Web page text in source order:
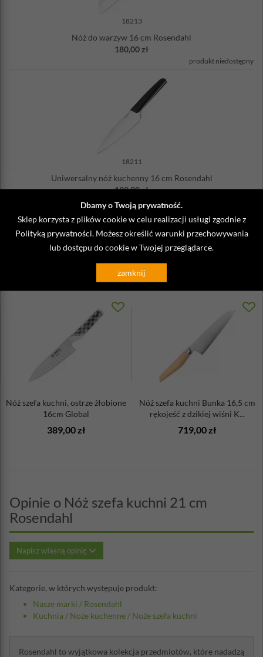
Dbamy o Twoją prywatność.
Sklep korzysta z plików cookie w celu realizacji usługi zgodnie z
Polityką prywatności . Możesz określić warunki przechowywania
lub dostępu do cookie w Twojej przeglądarce.
zamknij
18213
Nóż do warzyw 16 cm Rosendahl
180,00 zł
produkt niedostępny
18211
Uniwersalny nóż kuchenny 16 cm Rosendahl
180,00 zł
Zobacz także
Nóż szefa kuchni, ostrze żłobione
16cm Global
389,00 zł
Nóż szefa kuchni Bunka 16,5 cm
rękojeść z dzikiej wiśni K...
719,00 zł
Opinie o Nóż szefa kuchni 21 cm
Rosendahl
Napisz własną opinię
Kategorie, w których występuje produkt:
Nasze marki / Rosendahl
Kuchnia / Noże kuchenne / Noże szefa kuchni
Rosendahl to wyjątkowa kolekcja przedmiotów, które nadadzą